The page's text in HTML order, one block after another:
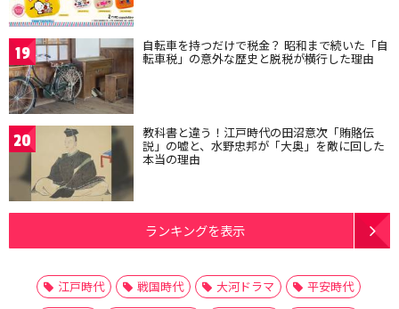
19 自転車を持つだけで税金？ 昭和まで続いた「自
転車税」の意外な歴史と脱税が横行した理由
20 教科書と違う！江戸時代の田沼意次「賄賂伝
説」の嘘と、水野忠邦が「大奥」を敵に回した
本当の理由
ランキングを表示
江戸時代 戦国時代 大河ドラマ
平安時代